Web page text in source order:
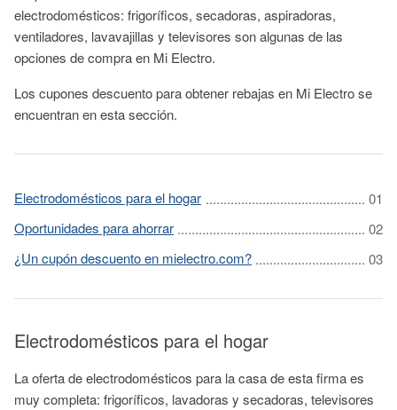
electrodomésticos: frigoríficos, secadoras, aspiradoras,
ventiladores, lavavajillas y televisores son algunas de las
opciones de compra en Mi Electro.
Los cupones descuento para obtener rebajas en Mi Electro se
encuentran en esta sección.
Electrodomésticos para el hogar
Oportunidades para ahorrar
¿Un cupón descuento en mielectro.com?
Electrodomésticos para el hogar
La oferta de electrodomésticos para la casa de esta firma es
muy completa: frigoríficos, lavadoras y secadoras, televisores